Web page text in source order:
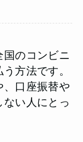
のコンビニ
方法です。
、口座振替や
ない人にとっ